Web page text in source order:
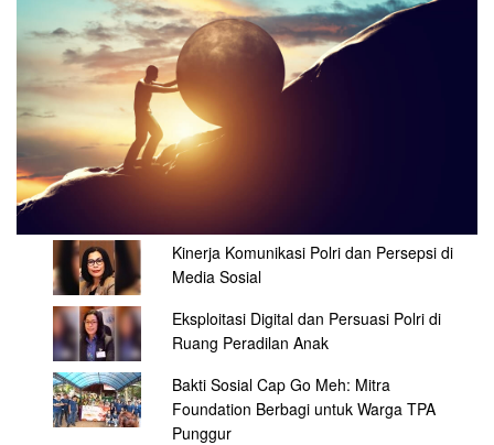
Kinerja Komunikasi Polri dan Persepsi di
Media Sosial
Eksploitasi Digital dan Persuasi Polri di
Ruang Peradilan Anak
Bakti Sosial Cap Go Meh: Mitra
Foundation Berbagi untuk Warga TPA
Punggur